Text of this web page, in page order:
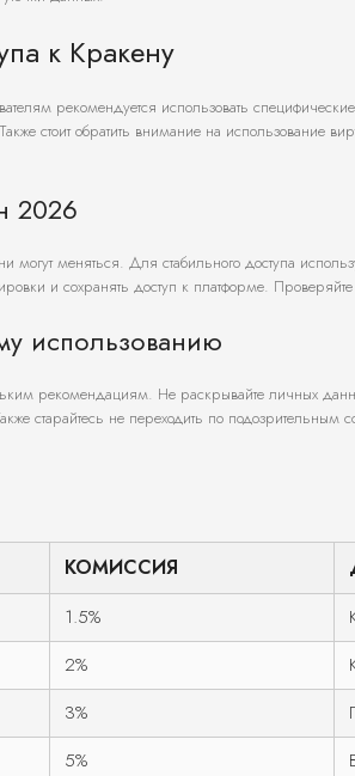
к Кракену
рекомендуется использовать
стоит обратить внимание на использование
2026
могут меняться. Для стабильного доступа
и сохранять доступ к платформе.
использованию
рекомендациям. Не раскрывайте личных
старайтесь не переходить по
КОМИССИЯ
1.5%
2%
3%
5%